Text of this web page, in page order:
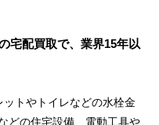
宅配買取で、業界15年以
トやトイレなどの水栓金
どの住宅設備、電動工具や